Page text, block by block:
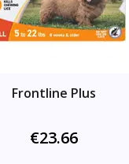
Frontline Plus
€23.66